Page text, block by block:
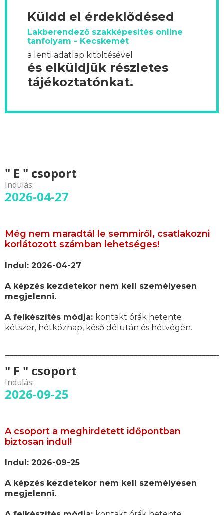
Küldd el érdeklődésed
Lakberendező szakképesítés online
tanfolyam - Kecskemét
a lenti adatlap kitöltésével
és elküldjük részletes
tájékoztatónkat.
" E " csoport
Indulás:
2026-04-27
Még nem maradtál le semmiről, csatlakozni
korlátozott számban lehetséges!
Indul: 2026-04-27
A képzés kezdetekor nem kell személyesen
megjelenni.
A felkészítés módja: kontakt órák hetente
kétszer, hétköznap, késő délután és hétvégén.
" F " csoport
Indulás:
2026-09-25
A csoport a meghirdetett időpontban
biztosan indul!
Indul: 2026-09-25
A képzés kezdetekor nem kell személyesen
megjelenni.